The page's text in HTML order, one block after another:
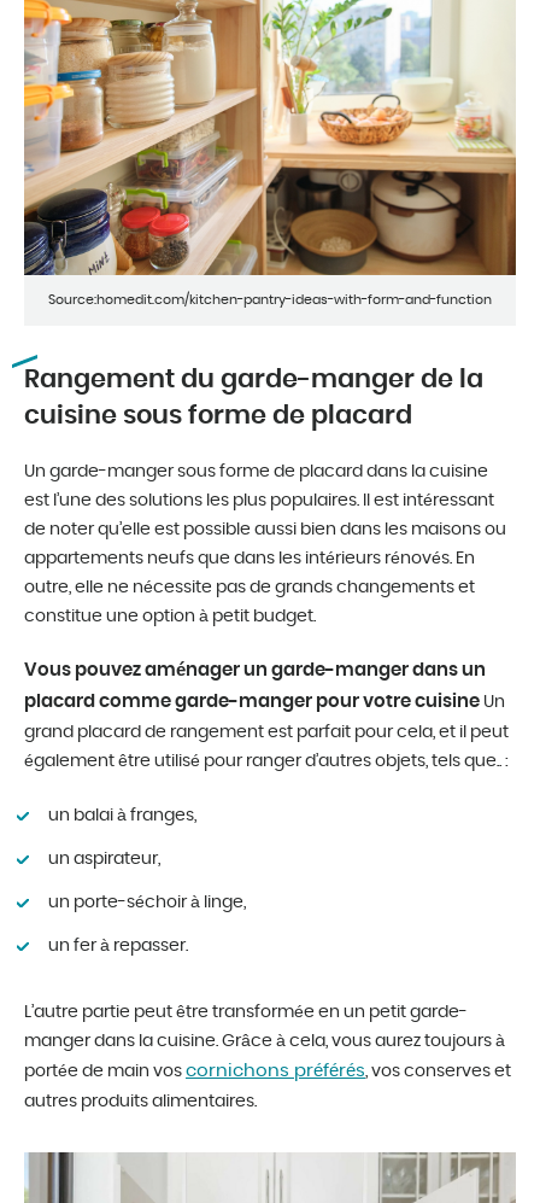
Source:homedit.com/kitchen-pantry-ideas-with-form-and-function
Rangement du garde-manger de la
cuisine sous forme de placard
Un garde-manger sous forme de placard dans la cuisine
est l’une des solutions les plus populaires. Il est intéressant
de noter qu’elle est possible aussi bien dans les maisons ou
appartements neufs que dans les intérieurs rénovés. En
outre, elle ne nécessite pas de grands changements et
constitue une option à petit budget.
Vous pouvez aménager un garde-manger dans un
placard comme garde-manger pour votre cuisine Un
grand placard de rangement est parfait pour cela, et il peut
également être utilisé pour ranger d’autres objets, tels que.. :
un balai à franges,
un aspirateur,
un porte-séchoir à linge,
un fer à repasser.
L’autre partie peut être transformée en un petit garde-
manger dans la cuisine. Grâce à cela, vous aurez toujours à
portée de main vos cornichons préférés , vos conserves et
autres produits alimentaires.